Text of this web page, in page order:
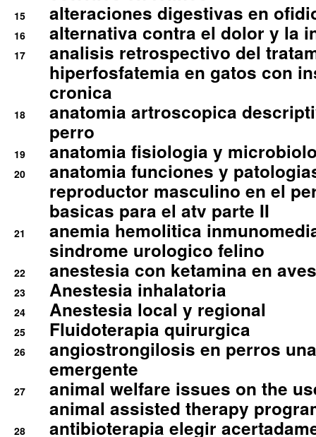
15 alteraciones digestivas en
16 alternativa contra el dolor y la
17
analisis retrospectivo del
hiperfosfatemia en gatos con
cronica
18
anatomia artroscopica
perro
19 anatomia fisiologia y
20
anatomia funciones y
reproductor masculino en el
basicas para el atv parte II
21
anemia hemolitica
sindrome urologico felino
22 anestesia con ketamina en
23 Anestesia inhalatoria
24 Anestesia local y regional
25 Fluidoterapia quirurgica
26
angiostrongilosis en perros
emergente
27
animal welfare issues on the
animal assisted therapy
28 antibioterapia elegir